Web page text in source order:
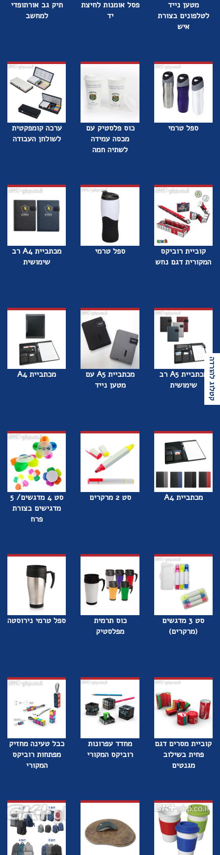
קטלוג להורדה
מטען נייד
לטלפונים בצורת
איש
פסל אומנות לחיצת
יד
תיק גב אורתופדי
למחשב
ספל טרמי
כוס פלסטיק עם
מכסה עמידה
לשתיה חמה
ערכה קומפקטית
לשולחן העבודה
קוביית רוביקס
המקורית דגם נחש
ספל טרמי
מכתביית A4 רב
שימושית
מכתביית A5 רב
שימושית
מכתביית A5 עם
מטען נייד
מכתביית A4
מכתביית A4 סט 2 מרקרים
סט 4 מדגשים/ 5
מדגישים בצורת
פרח
סט 3 מדגשים
(מרקרים)
כוס תרמית
מפלסטיק
ספל טרמי נירוסטה
קוביית מסרים דגם
פחית בשילוב
מגנטים
מחדד עפרונות
רוביקס המקורי
כבל טעינה מחזיק
מפתחות רוביקס
המקורי